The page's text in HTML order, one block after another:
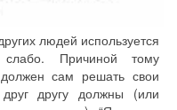
людей используется
Причиной тому
сам решать свои
другу должны (или